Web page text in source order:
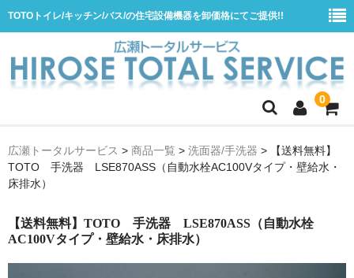
TOTOトイレ/キッチン/バス/の住宅設備機器を卸価格にてご提供!!
0
会社概要
水栓
広瀬トータルサービス > 商品一覧 > 洗面器/手洗器 >
【送料無料】
TOTO 手洗器 LSE870ASS（自動水栓AC100Vタイプ・壁給水・
床排水）
【送料無料】TOTO 手洗器 LSE870ASS（自動水栓
AC100Vタイプ・壁給水・床排水）